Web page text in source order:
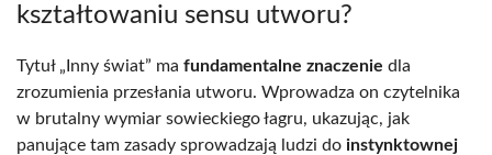
kształtowaniu sensu utworu?
Tytuł „Inny świat” ma fundamentalne znaczenie dla
zrozumienia przesłania utworu. Wprowadza on czytelnika
w brutalny wymiar sowieckiego łagru, ukazując, jak
panujące tam zasady sprowadzają ludzi do instynktownej